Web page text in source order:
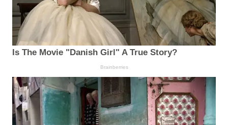
Is The Movie "Danish Girl" A True Story?
Brainberries